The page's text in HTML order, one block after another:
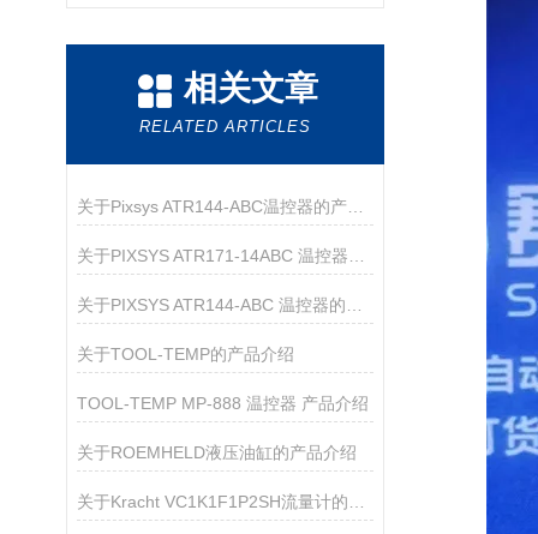
相关文章
RELATED ARTICLES
关于Pixsys ATR144‑ABC温控器的产品介绍
关于TOOL-TEMP的产品介绍
TOOL-TEMP MP-888 温控器 产品介绍
关于ROEMHELD液压油缸的产品介绍